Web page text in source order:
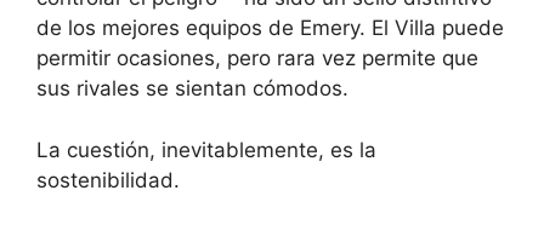
de los mejores equipos de Emery. El Villa puede
permitir ocasiones, pero rara vez permite que
sus rivales se sientan cómodos.
La cuestión, inevitablemente, es la
sostenibilidad.